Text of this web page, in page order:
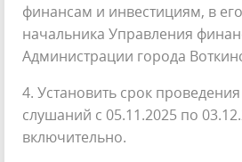
финансам и инвестициям, в его
начальника Управления
Администрации города
4. Установить срок
слушаний с 05.11.2025 по
включительно.